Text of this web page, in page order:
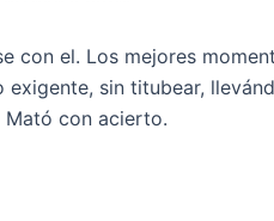
el. Los mejores
sin titubear,
Mató con acierto.